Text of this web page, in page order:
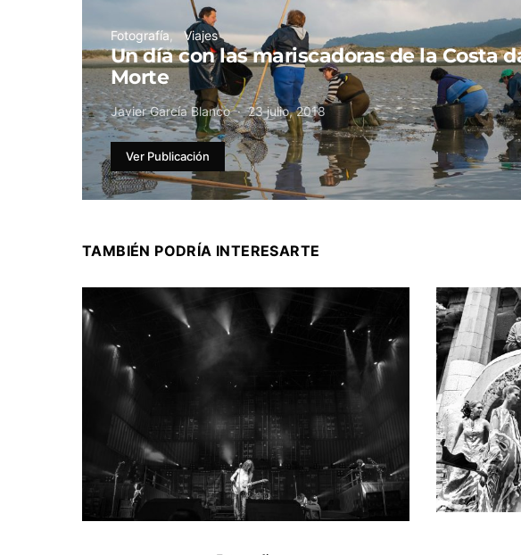
Fotografía Viajes
Un día con las mariscadoras de la Costa
Morte
Javier García Blanco 23 julio, 2018
Ver Publicación
TAMBIÉN PODRÍA INTERESARTE